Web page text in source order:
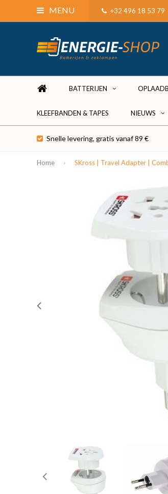
MENU +32 496 18 53 79
BATTERIJEN
KLEEFBANDEN & TAPES NIEUWS
Snelle levering, gratis vanaf 89 €
Home SKross | Travel Adapter |